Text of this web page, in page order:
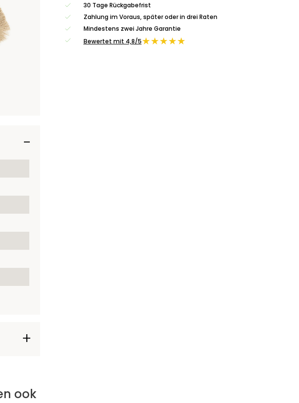
30 Tage Rückgabefrist
Zahlung im Voraus, später oder in drei Raten
Mindestens zwei Jahre Garantie
Bewertet mit 4,8/5★★★★★
ook